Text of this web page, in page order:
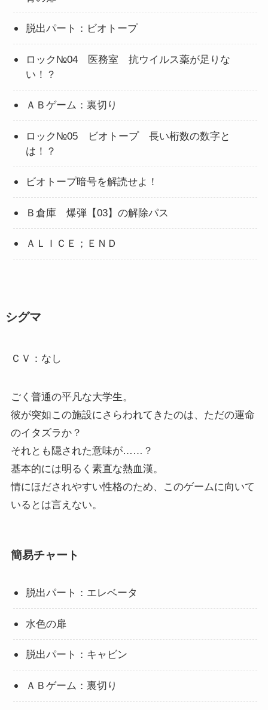
脱出パート：ビオトープ
ロック№04 医務室 抗ウイルス薬が足りな
い！？
ＡＢゲーム：裏切り
ロック№05 ビオトープ 長い桁数の数字と
は！？
ビオトープ暗号を解読せよ！
Ｂ倉庫 爆弾【03】の解除パス
ＡＬＩＣＥ；ＥＮＤ
シグマ
ＣＶ：なし
ごく普通の平凡な大学生。
彼が突如この施設にさらわれてきたのは、ただの運命
のイタズラか？
それとも隠された意味が……？
基本的には明るく素直な熱血漢。
情にほだされやすい性格のため、このゲームに向いて
いるとは言えない。
簡易チャート
脱出パート：エレベータ
水色の扉
脱出パート：キャビン
ＡＢゲーム：裏切り